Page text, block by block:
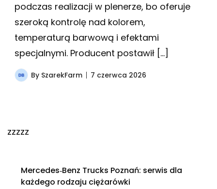
podczas realizacji w plenerze, bo oferuje
szeroką kontrolę nad kolorem,
temperaturą barwową i efektami
specjalnymi. Producent postawił […]
By SzarekFarm 7 czerwca 2026
zzzzz
Mercedes‑Benz Trucks Poznań: serwis dla
każdego rodzaju ciężarówki